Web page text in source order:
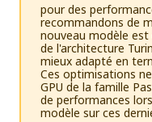
pour des
recommandons de
nouveau modèle est
de l'architecture
mieux adapté en
Ces optimisations
GPU de la famille
de performances
modèle sur ces